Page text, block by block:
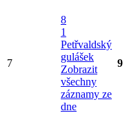
7
8
1
Petřvaldský
gulášek
Zobrazit
všechny
záznamy ze
dne
9